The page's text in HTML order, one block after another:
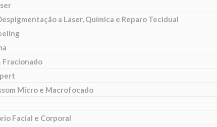
a Laser, Química e Reparo Tecidual
Fracionado
Micro e Macrofocado
Facial e Corporal